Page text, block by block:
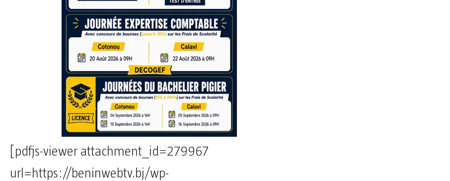
[pdfjs-viewer attachment_id=279967
url=https://beninwebtv.bj/wp-